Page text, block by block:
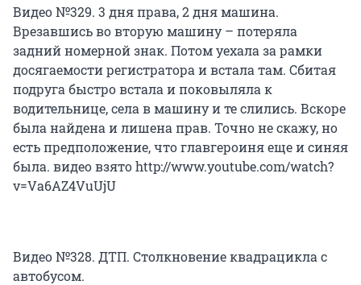
Видео №329. 3 дня права, 2 дня машина.
Врезавшись во вторую машину – потеряла
задний номерной знак. Потом уехала за рамки
досягаемости регистратора и встала там. Сбитая
подруга быстро встала и поковыляла к
водительнице, села в машину и те слились. Вскоре
была найдена и лишена прав. Точно не скажу, но
есть предположение, что главгероиня еще и синяя
была. видео взято http://www.youtube.com/watch?
v=Va6AZ4VuUjU
Видео №328. ДТП. Столкновение квадрацикла с
автобусом.